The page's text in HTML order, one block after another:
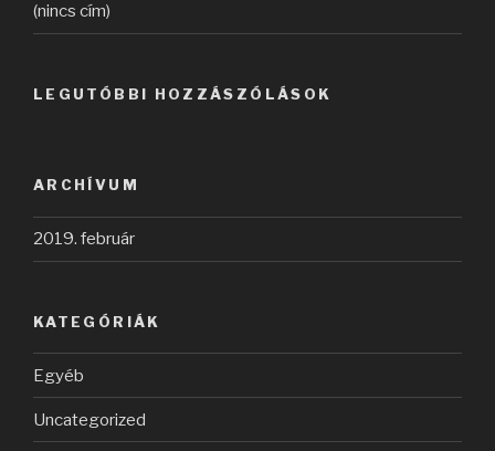
(nincs cím)
LEGUTÓBBI HOZZÁSZÓLÁSOK
ARCHÍVUM
2019. február
KATEGÓRIÁK
Egyéb
Uncategorized